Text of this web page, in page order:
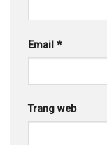
Email *
Trang web